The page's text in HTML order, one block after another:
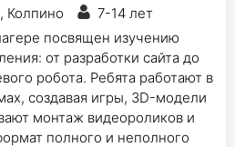
Колпино
7-14 лет
посвящен изучению
от разработки сайта до
робота. Ребята работают в
создавая игры, 3D-модели
монтаж видеороликов и
полного и неполного